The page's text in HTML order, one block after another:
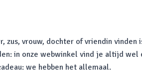
zus, vrouw, dochter of vriendin
in onze webwinkel vind je altijd
we hebben het allemaal.